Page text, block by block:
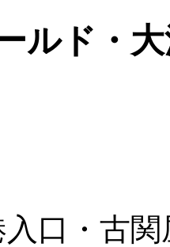
ルド・
口・古